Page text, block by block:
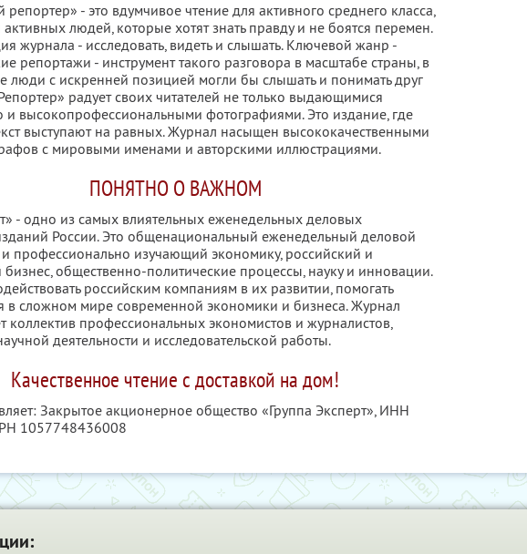
- это вдумчивое чтение для активного среднего класса,
людей, которые хотят знать правду и не боятся перемен.
журнала - исследовать, видеть и слышать. Ключевой жанр -
репортажи - инструмент такого разговора в масштабе страны, в
люди с искренней позицией могли бы слышать и понимать друг
радует своих читателей не только выдающимися
и высокопрофессиональными фотографиями. Это издание, где
выступают на равных. Журнал насыщен высококачественными
с мировыми именами и авторскими иллюстрациями.
ПОНЯТНО О ВАЖНОМ
- одно из самых влиятельных еженедельных деловых
России. Это общенациональный еженедельный деловой
профессионально изучающий экономику, российский и
общественно-политические процессы, науку и инновации.
российским компаниям в их развитии, помогать
в сложном мире современной экономики и бизнеса. Журнал
коллектив профессиональных экономистов и журналистов,
деятельности и исследовательской работы.
Качественное чтение с доставкой на дом!
Закрытое акционерное общество «Группа Эксперт», ИНН
1057748436008